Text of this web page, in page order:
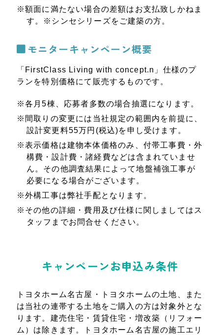
※額面に満たない場合の差額はお支払致しかねま
す。※シンセシリーズをご建築の方。
モニターキャンペーン概要
「FirstClass Living with concept.n」仕様のプ
ランを特別価格にて販売するものです。
※各月5棟、応募者多数の場合抽選になります。
※ 間取りの変更には当社規定の範囲内を前提に、
設計変更料55万円(税込)を申し受けます。
※表示価格は建物本体価格のみ、付帯工事費・外
構費・設計費・諸経費などは含まれていませ
ん。その他調査結果によって地盤補強工事が
必要になる場合がございます。
※外構工事は弊社手配となります。
※ その他の詳細・費用及び仕様に関しましてはス
タッフまでお問合せください。
キャンペーンお申込み条件
トヨタホーム名古屋・トヨタホームの土地、また
は当社の連帯する土地をご購入の方は対象外とな
ります。建売住宅・賃貸住宅・増改築（リフォー
ム）は除きます。トヨタホーム名古屋の施工エリ